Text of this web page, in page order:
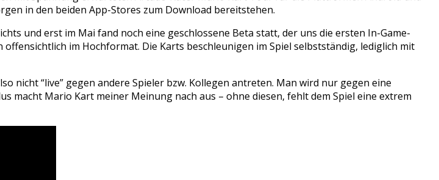
in den beiden App-Stores zum Download bereitstehen.
und erst im Mai fand noch eine geschlossene Beta statt, der uns die ersten In-Game-
im Hochformat. Die Karts beschleunigen im Spiel selbstständig, lediglich mit
nicht “live” gegen andere Spieler bzw. Kollegen antreten. Man wird nur gegen eine
macht Mario Kart meiner Meinung nach aus – ohne diesen, fehlt dem Spiel eine extrem